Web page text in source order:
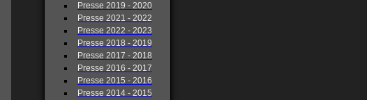
Presse 2019 - 2020
Presse 2021 - 2022
Presse 2022 - 2023
Presse 2018 - 2019
Presse 2017 - 2018
Presse 2016 - 2017
Presse 2015 - 2016
Presse 2014 - 2015